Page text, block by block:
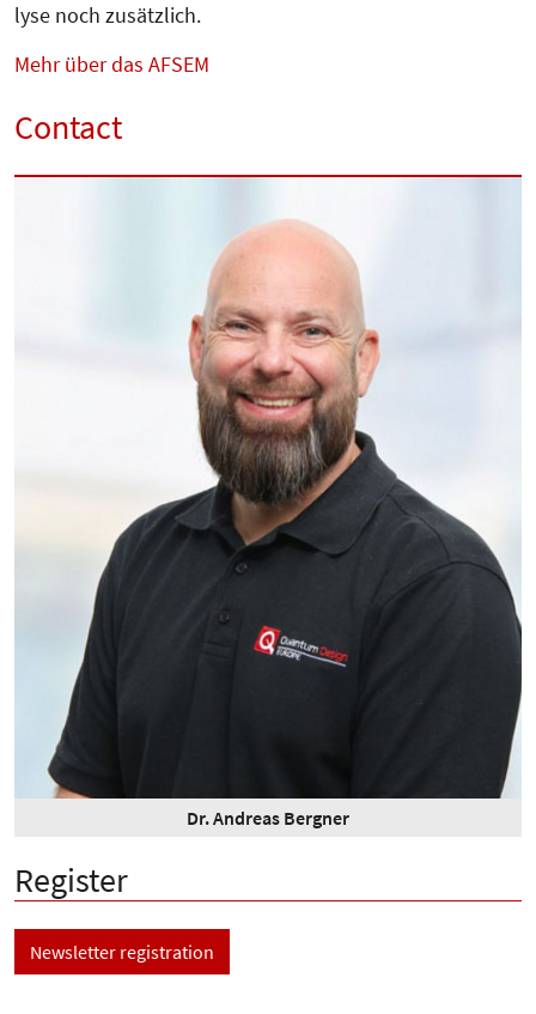
lyse noch zusätzlich.
Mehr über das AFSEM
Contact
Dr. Andreas Bergner
Register
Newsletter registration